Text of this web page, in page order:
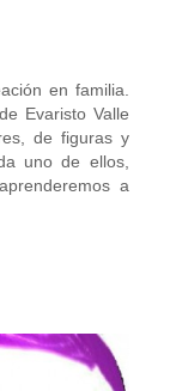
en familia.
Evaristo Valle
de figuras y
uno de ellos,
a